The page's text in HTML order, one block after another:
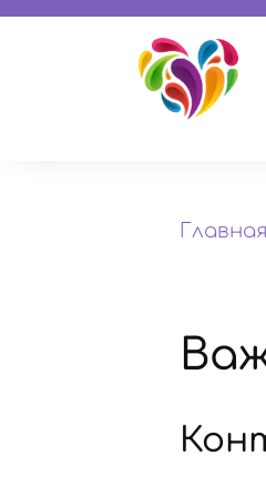
Главная